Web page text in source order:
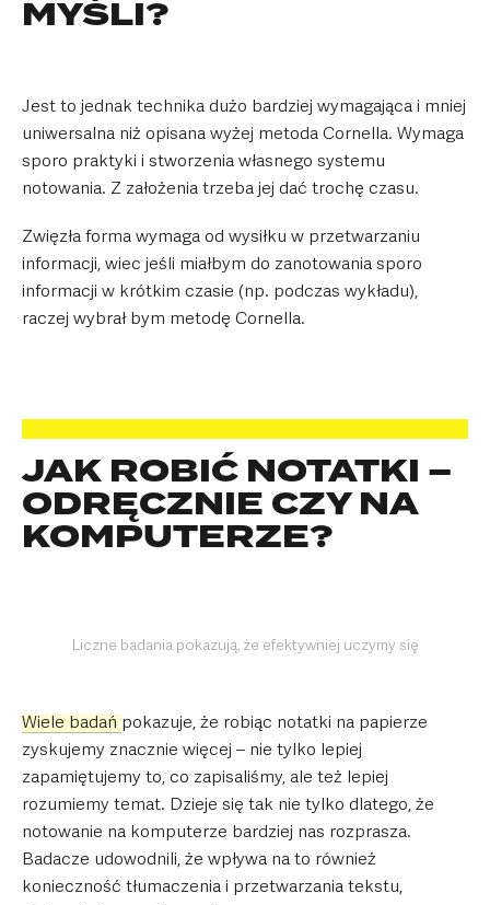
MYŚLI?
Jest to jednak technika dużo bardziej wymagająca i mniej
uniwersalna niż opisana wyżej metoda Cornella. Wymaga
sporo praktyki i stworzenia własnego systemu
notowania. Z założenia trzeba jej dać trochę czasu.
Zwięzła forma wymaga od wysiłku w przetwarzaniu
informacji, wiec jeśli miałbym do zanotowania sporo
informacji w krótkim czasie (np. podczas wykładu),
raczej wybrał bym metodę Cornella.
JAK ROBIĆ NOTATKI –
ODRĘCZNIE CZY NA
KOMPUTERZE?
Liczne badania pokazują, że efektywniej uczymy się
Wiele badań pokazuje, że robiąc notatki na papierze
zyskujemy znacznie więcej – nie tylko lepiej
zapamiętujemy to, co zapisaliśmy, ale też lepiej
rozumiemy temat. Dzieje się tak nie tylko dlatego, że
notowanie na komputerze bardziej nas rozprasza.
Badacze udowodnili, że wpływa na to również
konieczność tłumaczenia i przetwarzania tekstu,